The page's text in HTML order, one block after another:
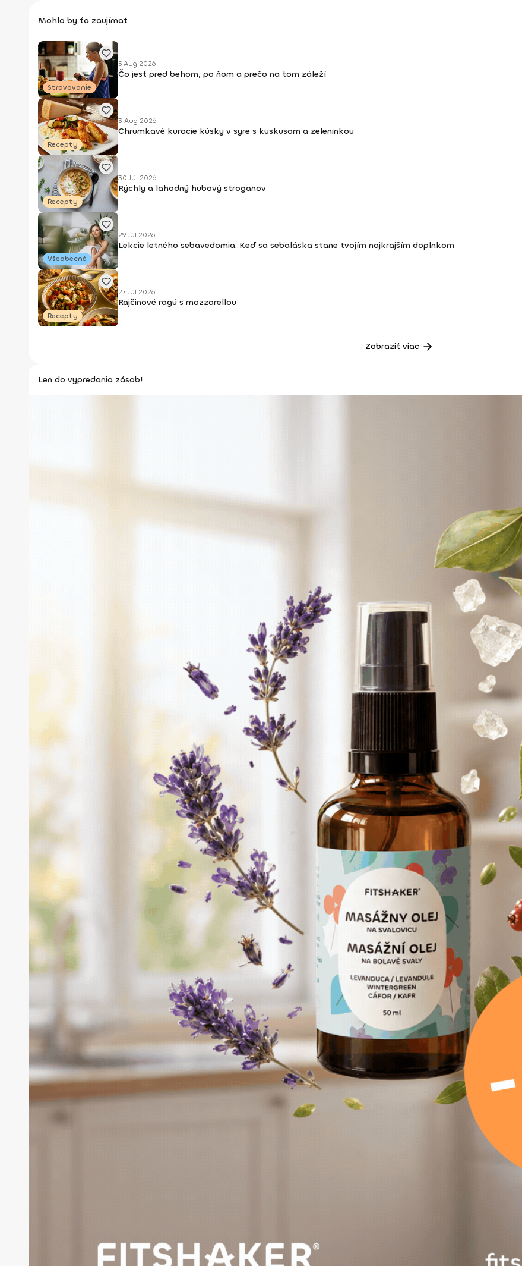
Mohlo by ťa zaujímať
Stravovanie
5 Aug 2026
Čo jesť pred behom, po ňom a prečo na tom záleží
Recepty
3 Aug 2026
Chrumkavé kuracie kúsky v syre s kuskusom a zeleninkou
Recepty
30 Júl 2026
Rýchly a lahodný hubový stroganov
Všeobecné
29 Júl 2026
Lekcie letného sebavedomia: Keď sa sebaláska stane tvojím najkrajším doplnkom
Recepty
27 Júl 2026
Rajčinové ragú s mozzarellou
Zobraziť viac
Len do vypredania zásob!